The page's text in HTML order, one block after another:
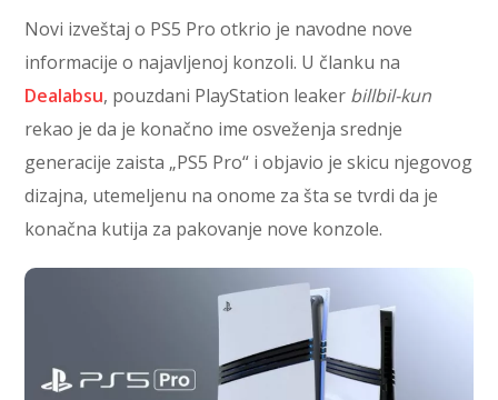
Novi izveštaj o PS5 Pro otkrio je navodne nove
informacije o najavljenoj konzoli. U članku na
Dealabsu, pouzdani PlayStation leaker billbil-kun
rekao je da je konačno ime osveženja srednje
generacije zaista „PS5 Pro“ i objavio je skicu njegovog
dizajna, utemeljenu na onome za šta se tvrdi da je
konačna kutija za pakovanje nove konzole.